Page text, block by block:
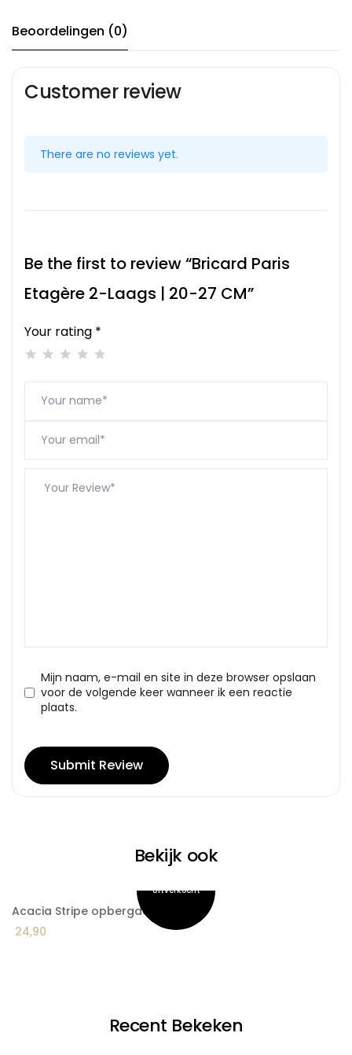
Beoordelingen (0)
Customer review
There are no reviews yet.
Be the first to review “Bricard Paris
Etagère 2-Laags | 20-27 CM”
Your rating *
Mijn naam, e-mail en site in deze browser opslaan
voor de volgende keer wanneer ik een reactie
plaats.
Bekijk ook
Acacia Stripe opbergdoos
24,90
Recent Bekeken